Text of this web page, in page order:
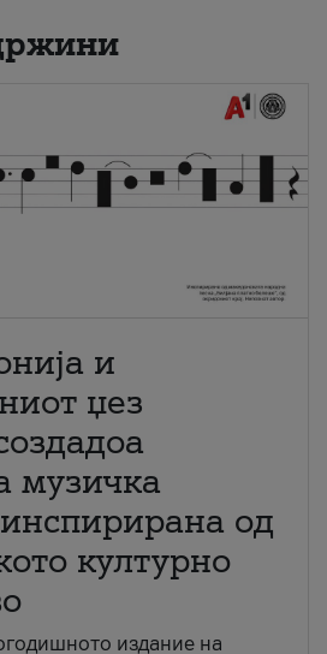
и
џез
музичка
од
културно
издание на